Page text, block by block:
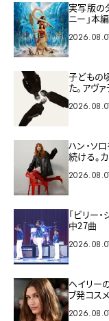
実写版の
ニー」本
子どもの
た。アヴ
ハン・ソ
続ける。
「ビリー
中27曲
ヘイリー
ブ発コス